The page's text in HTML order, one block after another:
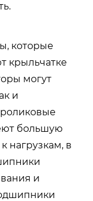
которые
крыльчатке
могут
и
большую
нагрузкам, в
и